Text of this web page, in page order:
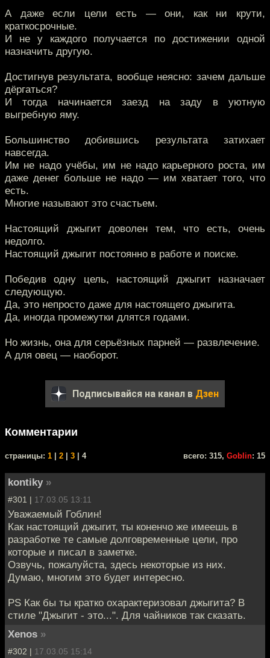
А даже если цели есть — они, как ни крути,
краткосрочные.
И не у каждого получается по достижении одной
назначить другую.
Достигнув результата, вообще неясно: зачем дальше
дёргаться?
И тогда начинается заезд на заду в уютную
выгребную яму.
Большинство добившись результата затихает
навсегда.
Им не надо учёбы, им не надо карьерного роста, им
даже денег больше не надо — им хватает того, что
есть.
Многие называют это счастьем.
Настоящий джыгит доволен тем, что есть, очень
недолго.
Настоящий джыгит постоянно в работе и поиске.
Победив одну цель, настоящий джыгит назначает
следующую.
Да, это непросто даже для настоящего джыгита.
Да, иногда промежутки длятся годами.
Но жизнь, она для серьёзных парней — развлечение.
А для овец — наоборот.
Подписывайся на канал в Дзен
Комментарии
cтраницы: 1 2 3 | 4 всего: 315, Goblin: 15
kontiky »
#301 | 17.03.05 13:11
Уважаемый Гоблин!
Как настоящий джыгит, ты коненчо же имеешь в
разработке те самые долговременные цели, про
которые и писал в заметке.
Озвучь, пожалуйста, здесь некоторые из них.
Думаю, многим это будет интересно.
PS Как бы ты кратко охарактеризовал джыгита? В
стиле "Джыгит - это...". Для чайников так сказать.
Xenos »
#302 | 17.03.05 15:14